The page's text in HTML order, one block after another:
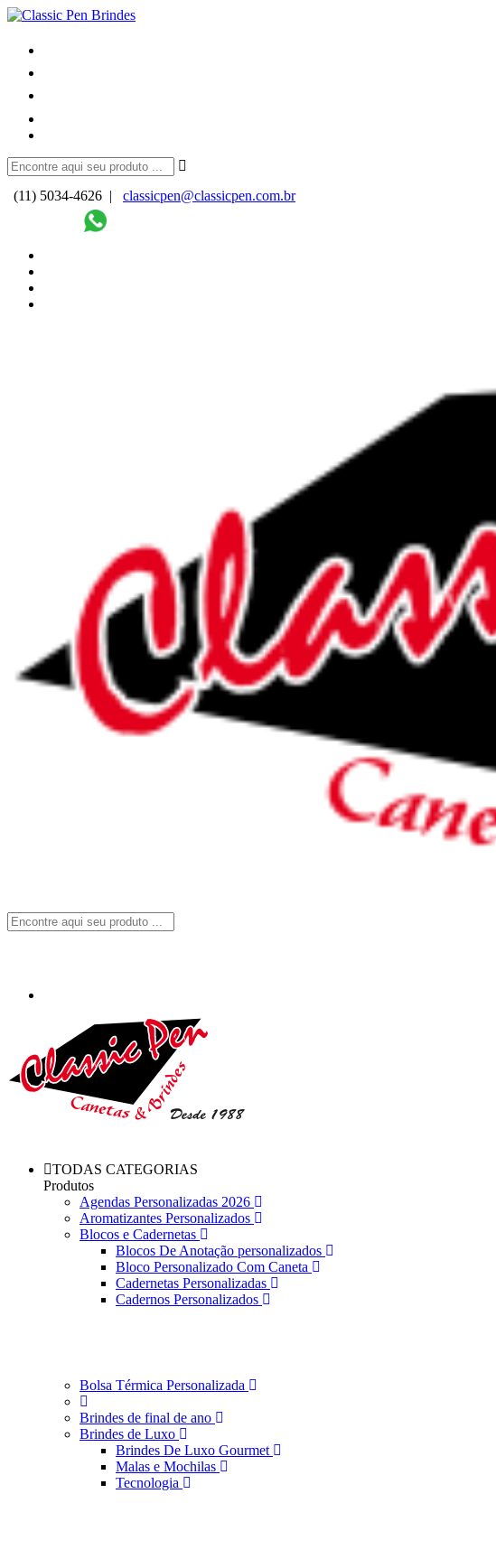
(11) 5034-4626 |
classicpen@classicpen.com.br
TODAS CATEGORIAS
Produtos
Agendas Personalizadas 2026
Aromatizantes Personalizados
Blocos e Cadernetas
Blocos De Anotação personalizados
Bloco Personalizado Com Caneta
Cadernetas Personalizadas
Cadernos Personalizados
Bolsa Térmica Personalizada
Brindes de final de ano
Brindes de Luxo
Brindes De Luxo Gourmet
Malas e Mochilas
Tecnologia